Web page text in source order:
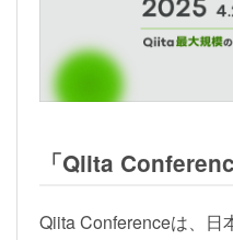
「Qiita
Qiita Conferenceは、日